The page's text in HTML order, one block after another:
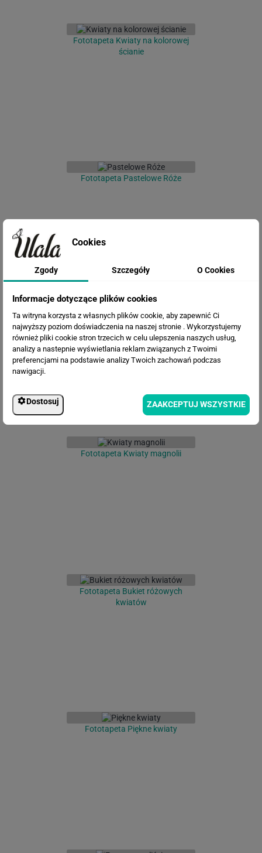
Fototapeta Kwiaty na kolorowej
ścianie
Fototapeta Pastelowe Róże
Fototapeta Kwiaty Vintage
Fototapeta Kwiaty magnolii
Fototapeta Bukiet różowych
kwiatów
Fototapeta Piękne kwiaty
Cookies
Zgody Szczegóły O Cookies
Informacje dotyczące plików cookies
Ta witryna korzysta z własnych plików cookie, aby zapewnić Ci
najwyższy poziom doświadczenia na naszej stronie . Wykorzystujemy
również pliki cookie stron trzecich w celu ulepszenia naszych usług,
analizy a nastepnie wyświetlania reklam związanych z Twoimi
preferencjami na podstawie analizy Twoich zachowań podczas
nawigacji.
Dostosuj ZAAKCEPTUJ WSZYSTKIE